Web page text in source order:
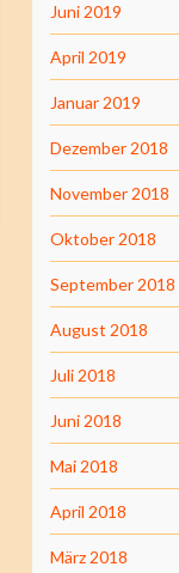
Juni 2019
April 2019
Januar 2019
Dezember 2018
November 2018
Oktober 2018
September 2018
August 2018
Juli 2018
Juni 2018
Mai 2018
April 2018
März 2018